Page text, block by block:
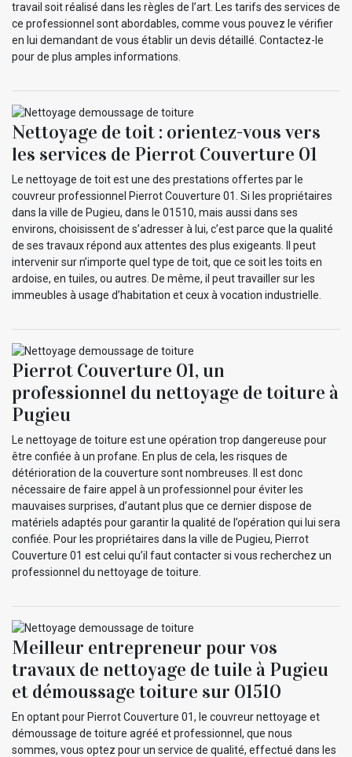
travail soit réalisé dans les règles de l’art. Les tarifs des services de
ce professionnel sont abordables, comme vous pouvez le vérifier
en lui demandant de vous établir un devis détaillé. Contactez-le
pour de plus amples informations.
Nettoyage de toit : orientez-vous vers
les services de Pierrot Couverture 01
Le nettoyage de toit est une des prestations offertes par le
couvreur professionnel Pierrot Couverture 01. Si les propriétaires
dans la ville de Pugieu, dans le 01510, mais aussi dans ses
environs, choisissent de s’adresser à lui, c’est parce que la qualité
de ses travaux répond aux attentes des plus exigeants. Il peut
intervenir sur n’importe quel type de toit, que ce soit les toits en
ardoise, en tuiles, ou autres. De même, il peut travailler sur les
immeubles à usage d’habitation et ceux à vocation industrielle.
Pierrot Couverture 01, un
professionnel du nettoyage de toiture à
Pugieu
Le nettoyage de toiture est une opération trop dangereuse pour
être confiée à un profane. En plus de cela, les risques de
détérioration de la couverture sont nombreuses. Il est donc
nécessaire de faire appel à un professionnel pour éviter les
mauvaises surprises, d’autant plus que ce dernier dispose de
matériels adaptés pour garantir la qualité de l’opération qui lui sera
confiée. Pour les propriétaires dans la ville de Pugieu, Pierrot
Couverture 01 est celui qu’il faut contacter si vous recherchez un
professionnel du nettoyage de toiture.
Meilleur entrepreneur pour vos
travaux de nettoyage de tuile à Pugieu
et démoussage toiture sur 01510
En optant pour Pierrot Couverture 01, le couvreur nettoyage et
démoussage de toiture agréé et professionnel, que nous
sommes, vous optez pour un service de qualité, effectué dans les